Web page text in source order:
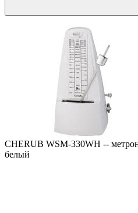
CHERUB WSM-330WH --
белый